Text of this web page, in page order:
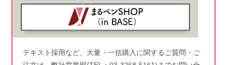
テキスト採用など、大量・一括購入に関するご質問・ご